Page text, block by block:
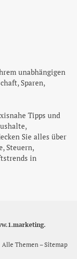
unabhängigen
Sparen,
Tipps und
Sie alles über
Steuern,
in
Alle Themen – Sitemap